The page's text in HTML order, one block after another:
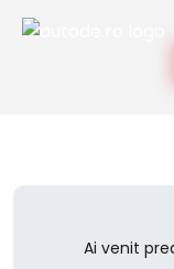
Ai venit